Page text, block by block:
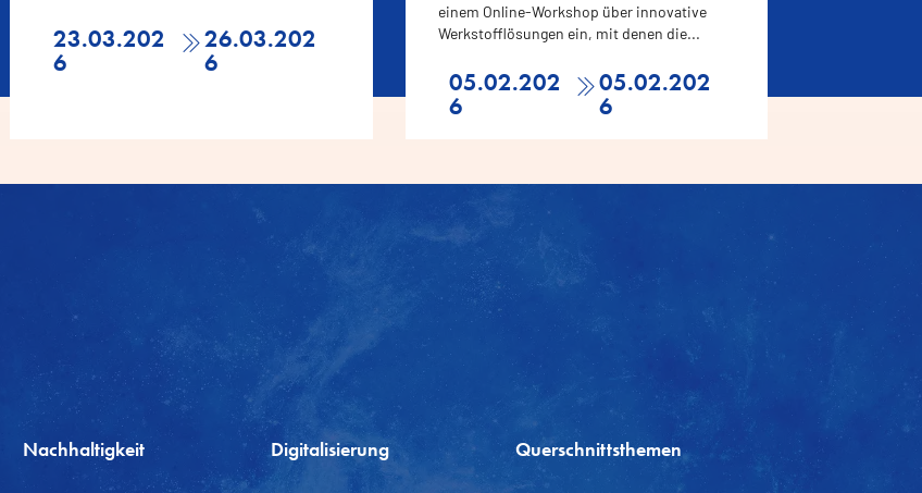
23.03.202
6
26.03.202
6
einem Online-Workshop über innovative
Werkstofflösungen ein, mit denen die...
05.02.202
6
05.02.202
6
Nachhaltigkeit Digitalisierung Querschnittsthemen